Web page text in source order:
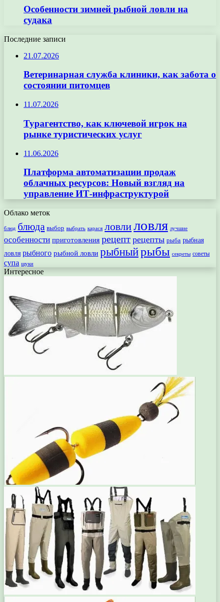
Особенности зимней рыбной ловли на
судака
Последние записи
21.07.2026
Ветеринарная служба клиники, как забота о
состоянии питомцев
11.07.2026
Турагентство, как ключевой игрок на
рынке туристических услуг
11.06.2026
Платформа автоматизации продаж
облачных ресурсов: Новый взгляд на
управление ИТ-инфраструктурой
Облако меток
блюд блюда выбор выбрать карася ловлиловля лучшие
особенности приготовления рецепт рецепты рыба рыбная
ловля рыбного рыбной ловли рыбныйрыбы секреты советы
супа щуки
Интересное